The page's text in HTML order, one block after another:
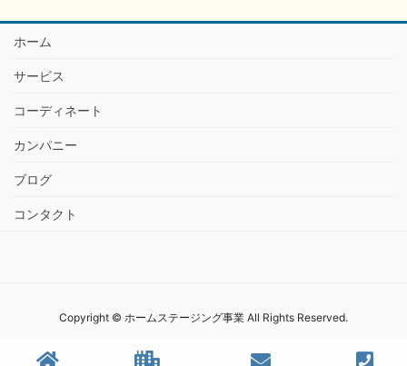
ホーム
サービス
コーディネート
カンパニー
ブログ
コンタクト
Copyright © ホームステージング事業 All Rights Reserved.